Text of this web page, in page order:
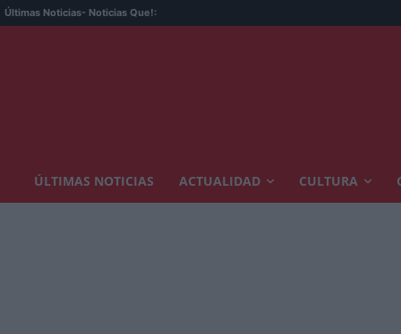
Últimas Noticias- Noticias Que!:
ÚLTIMAS NOTICIAS ACTUALIDAD CULTURA